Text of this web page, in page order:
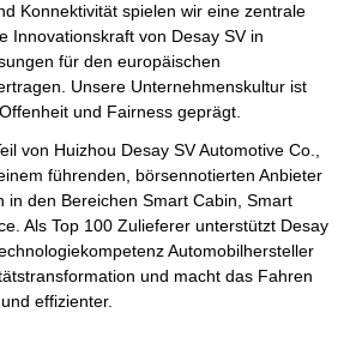
Konnektivität spielen wir eine zentrale
Innovationskraft von Desay SV in
für den europäischen
Unsere Unternehmenskultur ist
und Fairness geprägt.
von Huizhou Desay SV Automotive Co.,
führenden, börsennotierten Anbieter
in den Bereichen Smart Cabin, Smart
Als Top 100 Zulieferer unterstützt Desay
Automobilhersteller
und macht das Fahren
effizienter.